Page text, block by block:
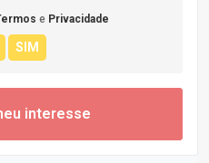
e Privacidade
interesse